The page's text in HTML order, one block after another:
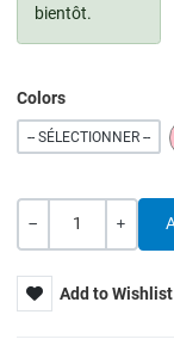
bientôt.
Colors
-- SÉLECTIONNER --
Quantité
Add to Wishlist